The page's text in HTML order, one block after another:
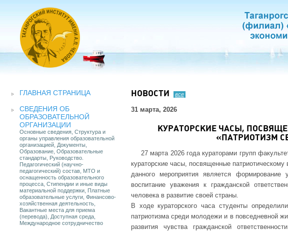
ГЛАВНАЯ СТРАНИЦА
СВЕДЕНИЯ ОБ
ОБРАЗОВАТЕЛЬНОЙ
ОРГАНИЗАЦИИ
Основные сведения, Структура и
органы управления образовательной
организацией, Документы,
Образование, Образовательные
стандарты, Руководство.
Педагогический (научно-
педагогический) состав, МТО и
оснащенность образовательного
процесса, Стипендии и иные виды
материальной поддержки, Платные
образовательные услуги, Финансово-
хозяйственная деятельность,
Вакантные места для приема
(перевода), Доступная среда,
Международное сотрудничество
НОВОСТИ все
31 марта, 2026
КУРАТОРСКИЕ ЧАСЫ,
«ПАТРИОТИЗМ
27 марта 2026 года кураторами групп
кураторские часы, посвященные
данного мероприятия является
воспитание уважения к гражданской
человека в развитие своей страны.
В ходе кураторского часа студенты
патриотизма среди молодежи и в повседневной
развития чувства гражданской